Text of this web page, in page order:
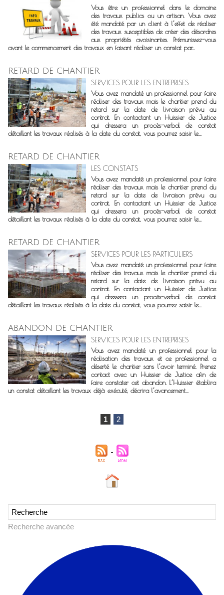
Vous être un professionnel dans le domaine
des travaux publics ou un artisan. Vous avez
été mandaté par un client à l’effet de réaliser
des travaux susceptibles de créer des désordres
aux propriétés avoisinantes. Prémunissez-vous
avant le commencement des travaux en faisant réaliser un constat par...
RETARD DE CHANTIER
SERVICES POUR LES ENTREPRISES
Vous avez mandaté un professionnel pour faire
réaliser des travaux mais le chantier prend du
retard sur la date de livraison prévu au
contrat. En contactant un Huissier de Justice
qui dressera un procès-verbal de constat
détaillant les travaux réalisés à la date du constat, vous pourrez saisir le...
RETARD DE CHANTIER
LES CONSTATS
Vous avez mandaté un professionnel pour faire
réaliser des travaux mais le chantier prend du
retard sur la date de livraison prévu au
contrat. En contactant un Huissier de Justice
qui dressera un procès-verbal de constat
détaillant les travaux réalisés à la date du constat, vous pourrez saisir le...
RETARD DE CHANTIER
SERVICES POUR LES PARTICULIERS
Vous avez mandaté un professionnel pour faire
réaliser des travaux mais le chantier prend du
retard sur la date de livraison prévu au
contrat. En contactant un Huissier de Justice
qui dressera un procès-verbal de constat
détaillant les travaux réalisés à la date du constat, vous pourrez saisir le...
ABANDON DE CHANTIER
SERVICES POUR LES ENTREPRISES
Vous avez mandaté un professionnel pour la
réalisation des travaux et ce professionnel a
déserté le chantier sans l’avoir terminé. Prenez
contact avec un Huissier de Justice afin de
faire constater cet abandon. L’Huissier établira
un constat détaillant les travaux déjà exécuté, décrira l’avancement...
1 2
Recherche avancée